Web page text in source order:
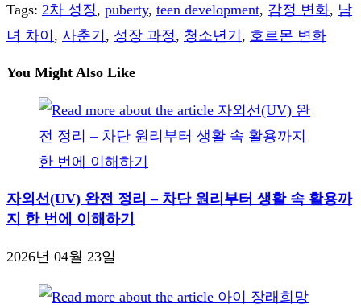
Tags: 2차 성징, puberty, teen development, 감정 변화, 남
녀 차이 , 사춘기 , 성장 과정, 청소년기 , 호르몬 변화
You Might Also Like
자외선(UV) 완전 정리 – 차단 원리부터 생활 속 활용까
지 한 번에 이해하기
2026년 04월 23일